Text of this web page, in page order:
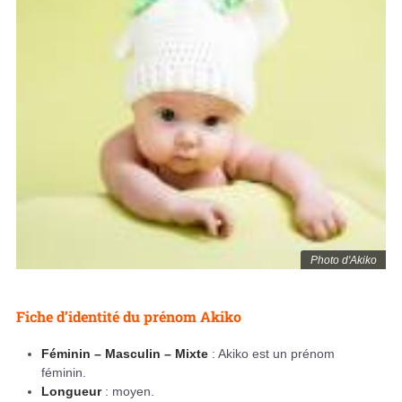
Photo d'Akiko
Fiche d’identité du prénom Akiko
Féminin – Masculin – Mixte : Akiko est un prénom
féminin.
Longueur: moyen.